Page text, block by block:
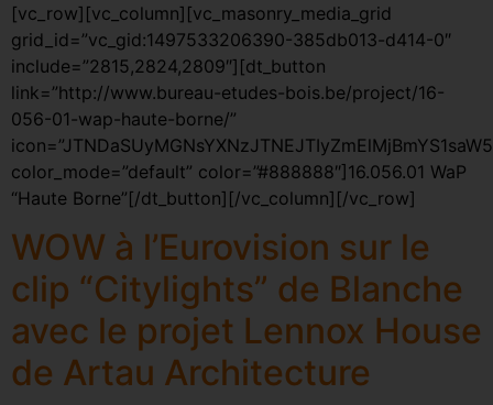
[vc_row][vc_column][vc_masonry_media_grid
grid_id=”vc_gid:1497533206390-385db013-d414-0″
include=”2815,2824,2809″][dt_button
link=”http://www.bureau-etudes-bois.be/project/16-
056-01-wap-haute-borne/”
color_mode=”default” color=”#888888″]16.056.01 WaP
“Haute Borne”[/dt_button][/vc_column][/vc_row]
WOW à l’Eurovision sur le
clip “Citylights” de Blanche
avec le projet Lennox House
de Artau Architecture